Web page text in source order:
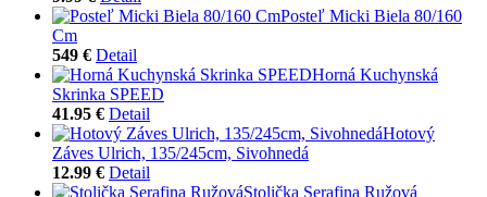
Posteľ Micki Biela 80/160
Cm
549 € Detail
Horná Kuchynská
Skrinka SPEED
41.95 € Detail
Hotový
Záves Ulrich, 135/245cm, Sivohnedá
12.99 € Detail
Stolička Serafina Ružová